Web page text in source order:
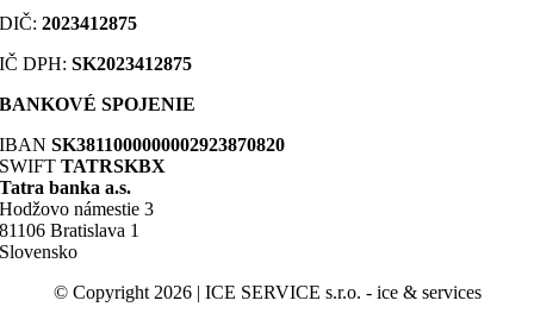
DIČ:2023412875
IČ DPH:SK2023412875
BANKOVÉ SPOJENIE
IBANSK3811000000002923870820
SWIFT TATRSKBX
Tatra banka a.s.
Hodžovo námestie 3
81106 Bratislava 1
Slovensko
© Copyright 2026 | ICE SERVICE s.r.o. - ice & services